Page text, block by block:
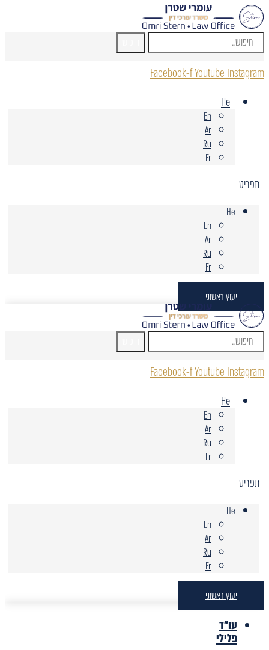
Facebook-fYoutube Instagram
He
En
Ar
Ru
Fr
תפריט
He
En
Ar
Ru
Fr
יעוץ ראשוני
Facebook-fYoutube Instagram
He
En
Ar
Ru
Fr
תפריט
He
En
Ar
Ru
Fr
יעוץ ראשוני
עו"ד
פלילי